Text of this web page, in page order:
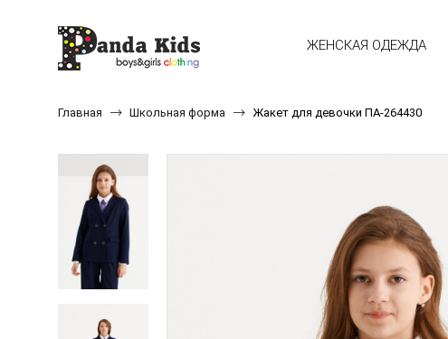
ЖЕНСКАЯ ОДЕЖДА
Главная Школьная форма Жакет для девочки ПА-264430